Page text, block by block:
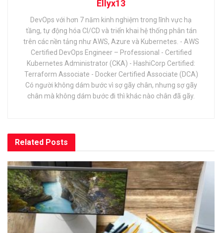
Ellyx13
DevOps với hơn 7 năm kinh nghiệm trong lĩnh vực hạ
tầng, tự động hóa CI/CD và triển khai hệ thống phân tán
trên các nền tảng như AWS, Azure và Kubernetes. - AWS
Certified DevOps Engineer – Professional - Certified
Kubernetes Administrator (CKA) - HashiCorp Certified:
Terraform Associate - Docker Certified Associate (DCA)
Có người không dám bước vì sợ gãy chân, nhưng sợ gãy
chân mà không dám bước đi thì khác nào chân đã gãy.
Related Posts